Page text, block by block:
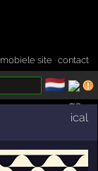
mobiele site ·contact
🇳🇱
ical